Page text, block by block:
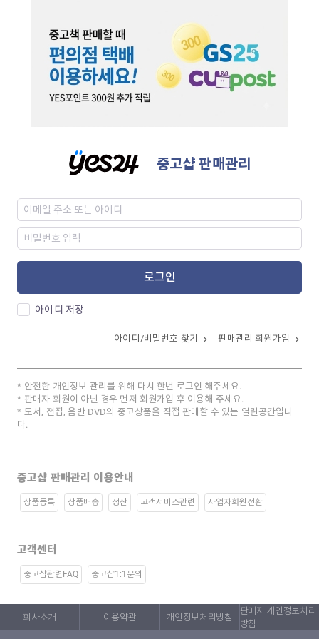
중고샵 판매관리
로그인
아이디 저장
아이디/비밀번호 찾기 판매관리 회원가입
안전한 개인정보 관리를 위해 다시 한번 로그인 해주세요.
판매자 회원이 아닌 경우 먼저 회원가입 후 이용해 주세요.
도서, 전집, 음반 DVD의 중고상품을 직접 판매할 수 있는 열린공간입니
다.
중고샵 판매관리 이용안내
상품등록 상품배송 정산 고객서비스관련 사업자회원전환
고객센터
중고샵관련FAQ 중고샵1:1문의
회사소개 이용약관 개인정보처리방침
판매자 개인정보처리
방침